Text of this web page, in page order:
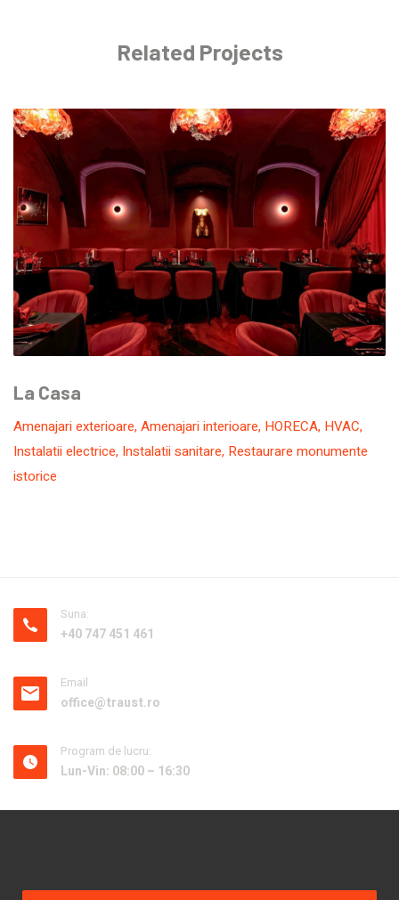
Related Projects
La Casa
Amenajari exterioare, Amenajari interioare, HORECA, HVAC,
Instalatii electrice, Instalatii sanitare, Restaurare monumente
istorice
Suna:
+40 747 451 461
Email
office@traust.ro
Program de lucru:
Lun-Vin: 08:00 – 16:30